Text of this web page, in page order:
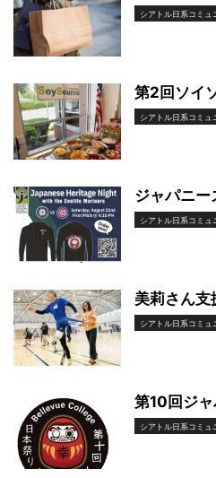
シアトル日系コミュ
第2回ソイ
シアトル日系コミュ
ジャパニー
シアトル日系コミュ
美莉さん支
シアトル日系コミュ
第10回ジ
シアトル日系コミュ